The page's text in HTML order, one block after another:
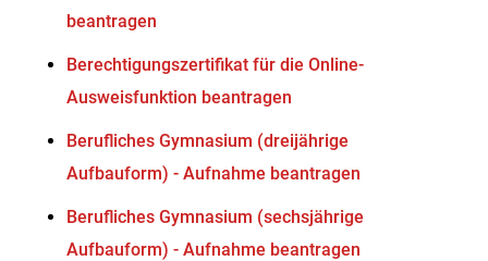
beantragen
Berechtigungszertifikat für die Online-
Ausweisfunktion beantragen
Berufliches Gymnasium (dreijährige
Aufbauform) - Aufnahme beantragen
Berufliches Gymnasium (sechsjährige
Aufbauform) - Aufnahme beantragen